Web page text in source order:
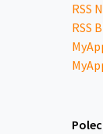
RSS
RSS